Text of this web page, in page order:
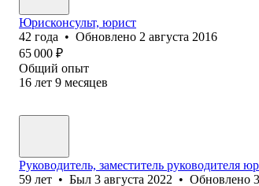
Юрисконсульт, юрист
42 года • Обновлено 2 августа 2016
65 000 ₽
Общий опыт
16 лет 9 месяцев
Руководитель, заместитель руководителя
59 лет • Был 3 августа 2022 • Обновлено